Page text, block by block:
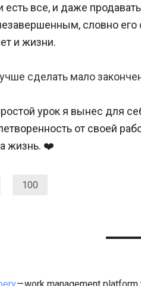
есть все, и даже
словно
и жизни.
сделать мало
урок я вынес для
от своей
жизнь. ❤️
100